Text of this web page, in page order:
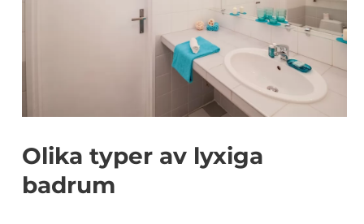
Olika typer av lyxiga
badrum